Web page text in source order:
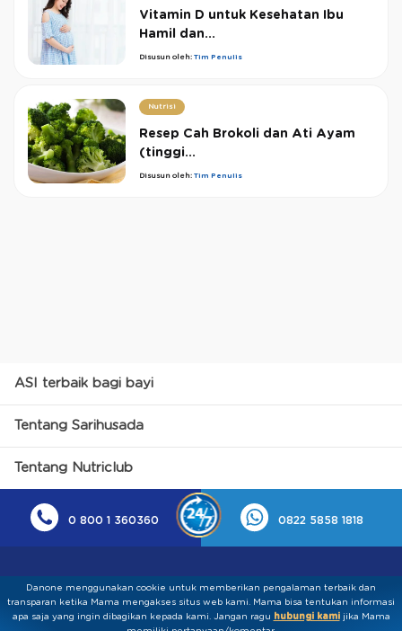
Vitamin D untuk Kesehatan Ibu
Hamil dan...
Disusun oleh: Tim Penulis
Nutrisi
Resep Cah Brokoli dan Ati Ayam
(tinggi...
Disusun oleh: Tim Penulis
ASI terbaik bagi bayi
Tentang Sarihusada
Tentang Nutriclub
0 800 1 360360 0822 5858 1818
Danone menggunakan cookie untuk memberikan pengalaman terbaik dan
transparan ketika Mama mengakses situs web kami. Mama bisa tentukan informasi
apa saja yang ingin dibagikan kepada kami.​ ​Jangan ragu hubungi kamijika Mama